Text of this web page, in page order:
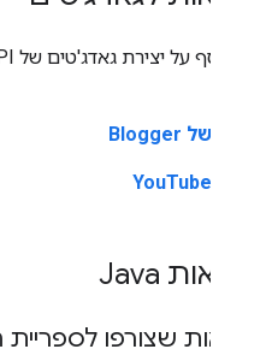
מידע נוסף על יצירת גאדג'טים של Google Data API זמין במאמר
גאדג'ט של Blogger
דוגמאות Java
דוגמאות שצורפו